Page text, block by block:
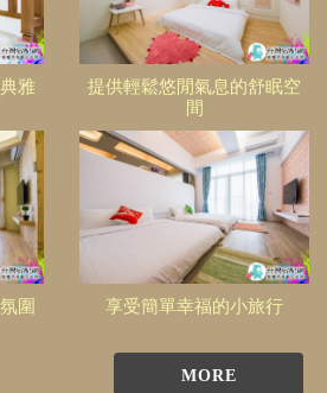
雅
提供輕鬆悠閒氣息的舒眠空
間
圍 享受簡單幸福的小旅行
MORE